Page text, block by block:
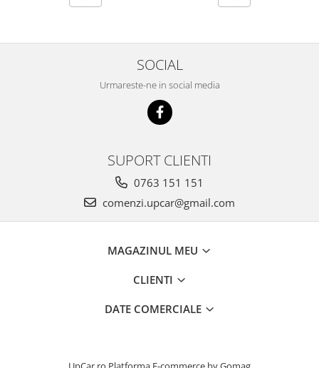
SOCIAL
Urmareste-ne in social media
SUPORT CLIENTI
0763 151 151
comenzi.upcar@gmail.com
MAGAZINUL MEU
CLIENTI
DATE COMERCIALE